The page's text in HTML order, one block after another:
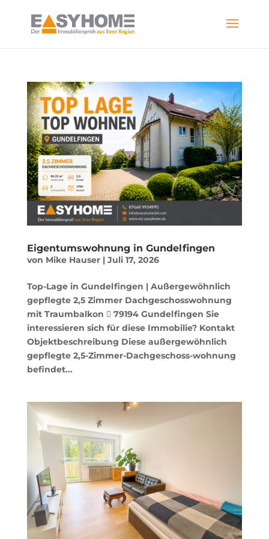
content
Eigentumswohnung in Gundelfingen
von Mike Hauser| Juli 17, 2026
Top-Lage in Gundelfingen | Außergewöhnlich
gepflegte 2,5 Zimmer Dachgeschosswohnung
mit Traumbalkon  79194 Gundelfingen Sie
interessieren sich für diese Immobilie? Kontakt
Objektbeschreibung Diese außergewöhnlich
gepflegte 2,5-Zimmer-Dachgeschoss-wohnung
befindet...